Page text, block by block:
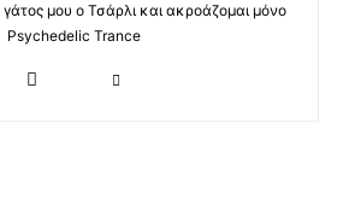
μου ο Τσάρλι και ακροάζομαι μόνο
Psychedelic Trance